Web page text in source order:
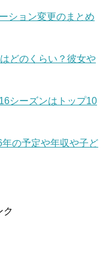
ション変更のまとめ
どのくらい？彼女や
シーズンはトップ10
の予定や年収や子ど
ク